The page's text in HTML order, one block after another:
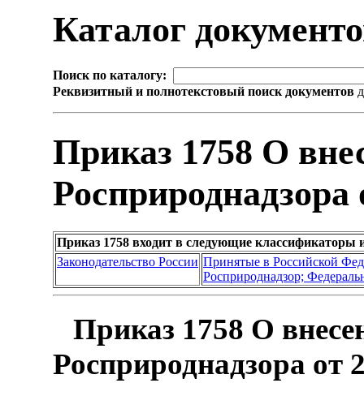
Каталог
Поиск по каталогу:
Реквизитный и полнотекстовый поиск документов
Приказ 1758 О
Росприроднадзора
Приказ 1758 входит в следующие классификаторы
Законодательство России Принятые в Российской
Росприроднадзор;
Приказ 1758 О
Росприроднадзора от